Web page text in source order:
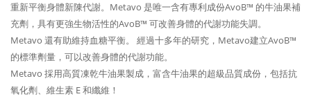
重新平衡身體新陳代謝。Metavo 是唯一含有專利成份AvoB™ 的牛油果補
充劑，具有更強生物活性的AvoB™ 可改善身體的代謝功能失調。
Metavo 還有助維持血糖平衡。 經過十多年的研究，Metavo建立AvoB™
的標準劑量，可以改善身體的代謝功能。
Metavo 採用高質凍乾牛油果製成，富含牛油果的超級品質成份，包括抗
氧化劑、維生素 E 和纖維！